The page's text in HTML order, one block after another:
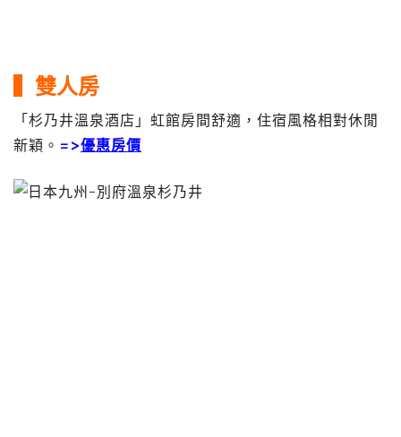
▍雙人房
「杉乃井溫泉酒店」虹館房間舒適，住宿風格相對休閒
新穎。 =>優惠房價